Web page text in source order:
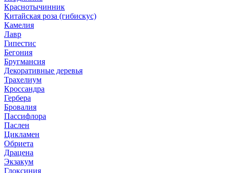
Краснотычинник
Китайская роза (гибискус)
Камелия
Лавр
Гипестис
Бегония
Бругмансия
Декоративные деревья
Трахелиум
Кроссандра
Гербера
Бровалия
Пассифлора
Паслен
Цикламен
Обриета
Драцена
Экзакум
Глоксиния